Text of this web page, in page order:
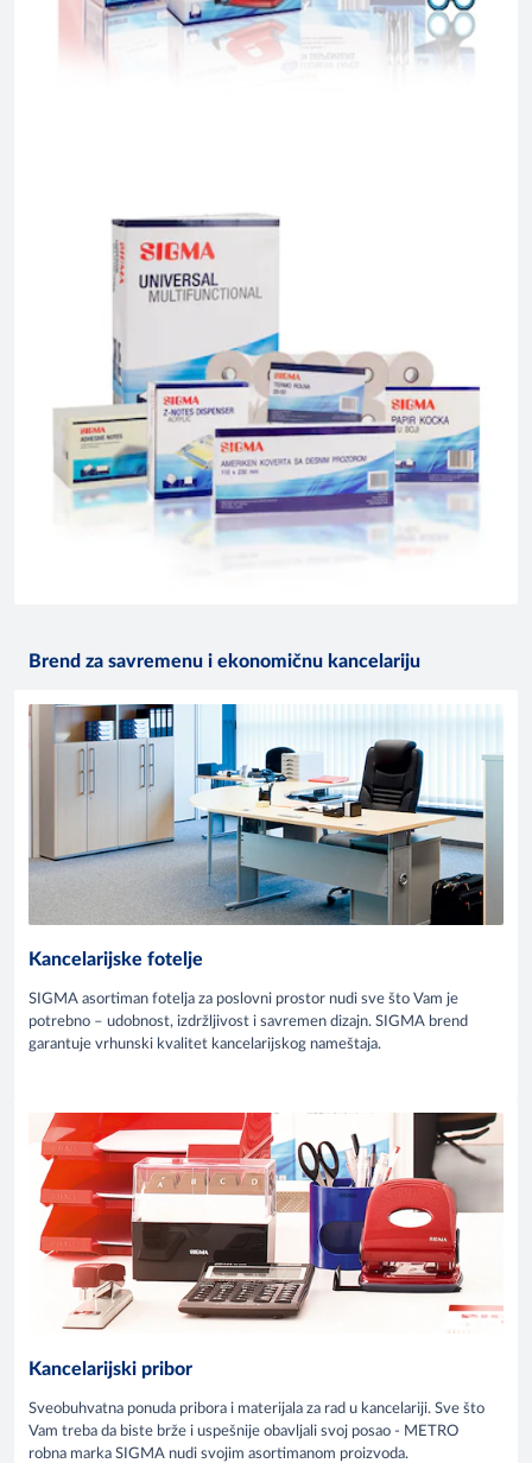
Brend za savremenu i ekonomičnu kancelariju
Kancelarijske fotelje
SIGMA asortiman fotelja za poslovni prostor nudi sve što Vam je
potrebno – udobnost, izdržljivost i savremen dizajn. SIGMA brend
garantuje vrhunski kvalitet kancelarijskog nameštaja.
Kancelarijski pribor
Sveobuhvatna ponuda pribora i materijala za rad u kancelariji. Sve što
Vam treba da biste brže i uspešnije obavljali svoj posao - METRO
robna marka SIGMA nudi svojim asortimanom proizvoda.